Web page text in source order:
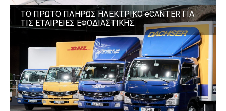
ΤΟ ΠΡΩΤΟ ΠΛΗΡΩΣ ΗΛΕΚΤΡΙΚΟ eCANTER ΓΙΑ
ΤΙΣ ΕΤΑΙΡΕΙΕΣ ΕΦΟΔΙΑΣΤΙΚΗΣ.